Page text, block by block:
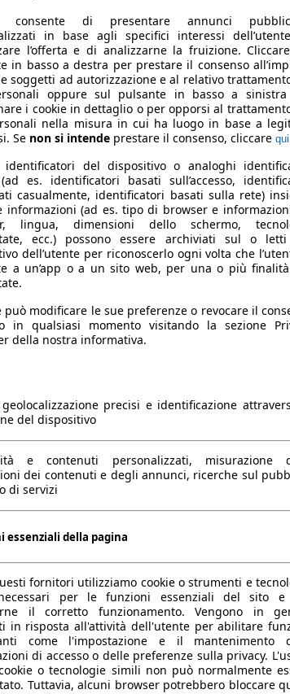
consente di presentare annunci
in base agli specifici interessi
l’offerta e di analizzarne la fruizione.
in basso a destra per prestare il consenso
soggetti ad autorizzazione e al relativo
oppure sul pulsante in basso a
i cookie in dettaglio o per opporsi al
nella misura in cui ha luogo in base a
Se non si intende prestare il consenso, cliccare qui
identificatori del dispositivo o analoghi
es. identificatori basati sull’accesso,
casualmente, identificatori basati sulla rete)
informazioni (ad es. tipo di browser e
lingua, dimensioni dello schermo,
ecc.) possono essere archiviati sul o
dell’utente per riconoscerlo ogni volta che
a un’app o a un sito web, per una o più
può modificare le sue preferenze o revocare il
in qualsiasi momento visitando la sezione
della nostra informativa.
precisi e identificazione
del dispositivo
e contenuti personalizzati, misurazione
dei contenuti e degli annunci, ricerche sul
di servizi
essenziali della pagina
fornitori utilizziamo cookie o strumenti e
per le funzioni essenziali del sito
il corretto funzionamento. Vengono in
in risposta all'attività dell'utente per abilitare
come l'impostazione e il mantenimento
di accesso o delle preferenze sulla privacy.
o tecnologie simili non può normalmente
Tuttavia, alcuni browser potrebbero bloccare